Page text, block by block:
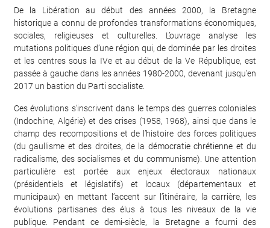
De la Libération au début des années 2000, la Bretagne
historique a connu de profondes transformations économiques,
sociales, religieuses et culturelles. L’ouvrage analyse les
mutations politiques d’une région qui, de dominée par les droites
et les centres sous la IVe et au début de la Ve République, est
passée à gauche dans les années 1980-2000, devenant jusqu’en
2017 un bastion du Parti socialiste.
Ces évolutions s’inscrivent dans le temps des guerres coloniales
(Indochine, Algérie) et des crises (1958, 1968), ainsi que dans le
champ des recompositions et de l’histoire des forces politiques
(du gaullisme et des droites, de la démocratie chrétienne et du
radicalisme, des socialismes et du communisme). Une attention
particulière est portée aux enjeux électoraux nationaux
(présidentiels et législatifs) et locaux (départementaux et
municipaux) en mettant l’accent sur l’itinéraire, la carrière, les
évolutions partisanes des élus à tous les niveaux de la vie
publique. Pendant ce demi-siècle, la Bretagne a fourni des